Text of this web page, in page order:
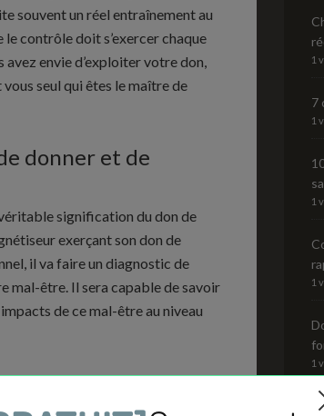
souvent un réel entraînement au
contrôle doit s’exercer chaque
avez envie d’exploiter votre don,
vous seul qui êtes le maître de
donner et de
signification du don de
exerçant son don de
il va faire un diagnostic de
mal-être. Il sera capable de savoir
de ce mal-être au niveau
Les séances peuvent donc
vous poser quelques questions
1
7
1
1
1
1